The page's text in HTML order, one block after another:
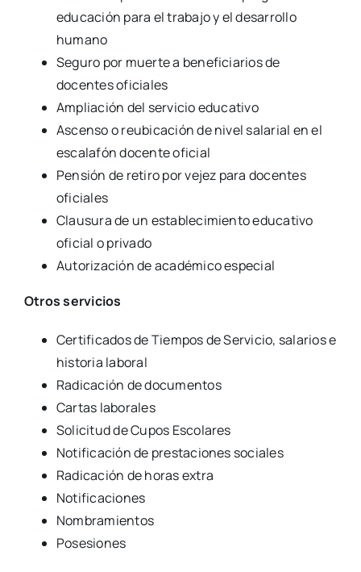
educación para el trabajo y el desarrollo
humano
Seguro por muerte a beneficiarios de
docentes oficiales
Ampliación del servicio educativo
Ascenso o reubicación de nivel salarial en el
escalafón docente oficial
Pensión de retiro por vejez para docentes
oficiales
Clausura de un establecimiento educativo
oficial o privado
Autorización de académico especial
Otros servicios
Certificados de Tiempos de Servicio, salarios e
historia laboral
Radicación de documentos
Cartas laborales
Solicitud de Cupos Escolares
Notificación de prestaciones sociales
Radicación de horas extra
Notificaciones
Nombramientos
Posesiones